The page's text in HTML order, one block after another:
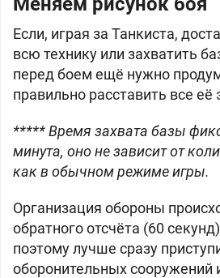
Если, играя за Танкиста,
всю технику или захватить
перед боем ещё нужно
правильно расставить все
***** Время захвата базы
минута, оно не зависит от
как в обычном режиме игры.
Организация обороны
обратного отсчёта (60
поэтому лучше сразу
оборонительных сооружений